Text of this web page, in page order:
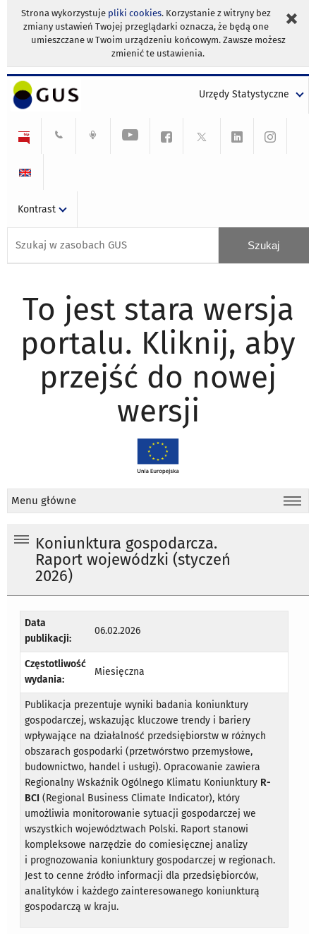
Strona wykorzystuje pliki cookies. Korzystanie z witryny bez
zmiany ustawień Twojej przeglądarki oznacza, że będą one
umieszczane w Twoim urządzeniu końcowym. Zawsze możesz
zmienić te ustawienia.
Urzędy Statystyczne
Kontrast
To jest stara wersja
portalu. Kliknij, aby
przejść do nowej
wersji
Menu główne
Koniunktura gospodarcza.
Raport wojewódzki (styczeń
2026)
Data
publikacji:
06.02.2026
Częstotliwość
wydania:
Miesięczna
Publikacja prezentuje wyniki badania koniunktury
gospodarczej, wskazując kluczowe trendy i bariery
wpływające na działalność przedsiębiorstw w różnych
obszarach gospodarki (przetwórstwo przemysłowe,
budownictwo, handel i usługi). Opracowanie zawiera
Regionalny Wskaźnik Ogólnego Klimatu Koniunktury R-
BCI (Regional Business Climate Indicator), który
umożliwia monitorowanie sytuacji gospodarczej we
wszystkich województwach Polski. Raport stanowi
kompleksowe narzędzie do comiesięcznej analizy
i prognozowania koniunktury gospodarczej w regionach.
Jest to cenne źródło informacji dla przedsiębiorców,
analityków i każdego zainteresowanego koniunkturą
gospodarczą w kraju.